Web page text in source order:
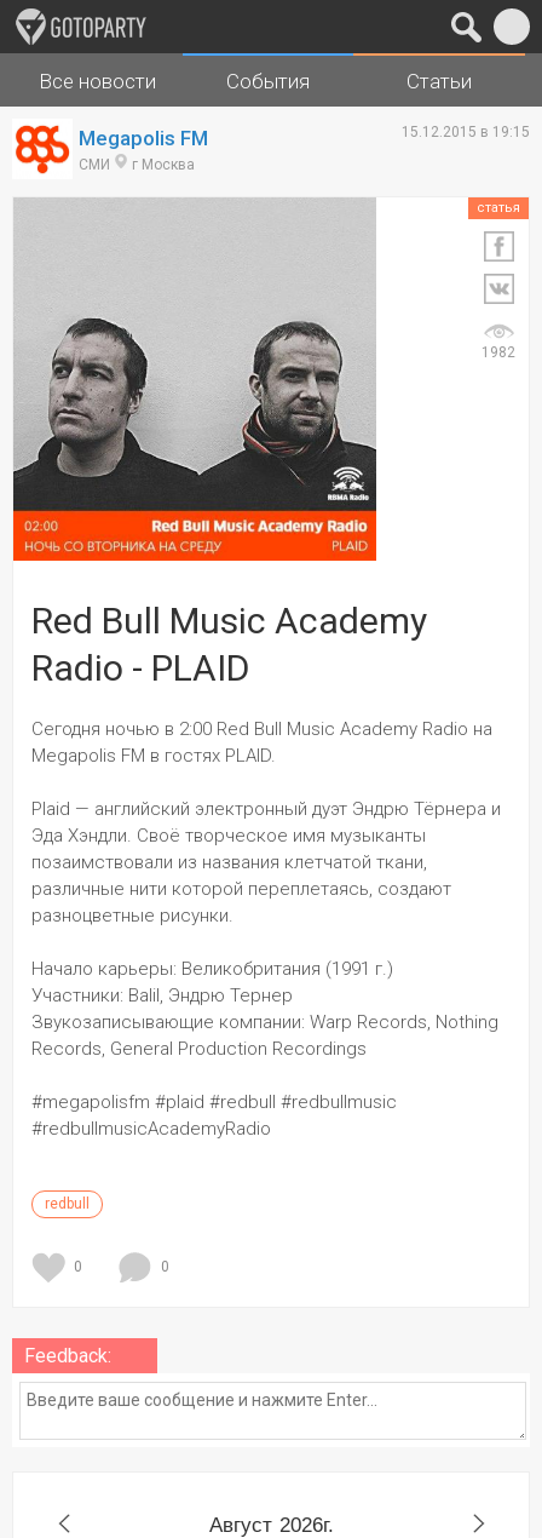
Города Музыка
Все новости События Статьи
15.12.2015 в 19:15
Megapolis FM
СМИ г Москва
статья
1982
Red Bull Music Academy
Radio - PLAID
Сегодня ночью в 2:00 Red Bull Music Academy Radio на
Megapolis FM в гостях PLAID.
Plaid — английский электронный дуэт Эндрю Тёрнера и
Эда Хэндли. Своё творческое имя музыканты
позаимствовали из названия клетчатой ткани,
различные нити которой переплетаясь, создают
разноцветные рисунки.
Начало карьеры: Великобритания (1991 г.)
Участники: Balil, Эндрю Тернер
Звукозаписывающие компании: Warp Records, Nothing
Records, General Production Recordings
#megapolisfm #plaid #redbull #redbullmusic
#redbullmusicAcademyRadio
redbull
0 0
Feedback:
Август 2026г.